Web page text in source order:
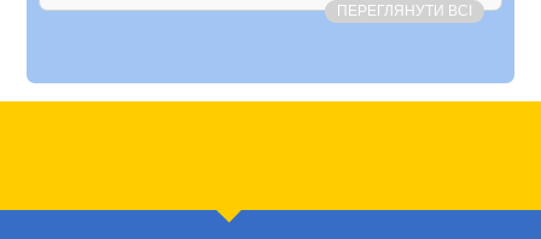
ПЕРЕГЛЯНУТИ ВСІ